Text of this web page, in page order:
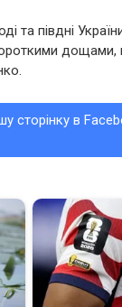
півдні
сторінку в